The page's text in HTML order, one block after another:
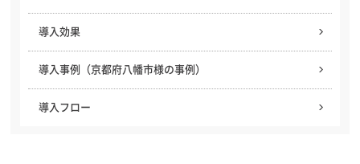
導入効果
導入事例（京都府八幡市様の事例）
導入フロー